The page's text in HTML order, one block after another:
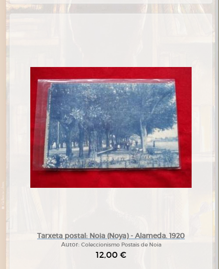
Tarxeta postal: Noia (Noya) - Alameda. 1920
Autor: Coleccionismo Postais de Noia
12,00 €